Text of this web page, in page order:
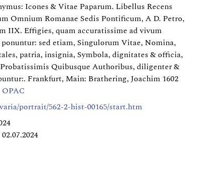
Icones & Vitae Paparum. Libellus Recens
Omnium Romanae Sedis Pontificum, A D. Petro,
IIX. Effigies, quam accuratissime ad vivum
ponuntur: sed etiam, Singulorum Vitae, Nomina,
patria, insignia, Symbola, dignitates & officia,
Probatissimis Quibusque Authoribus, diligenter &
Frankfurt, Main: Brathering, Joachim 1602
OPAC
portrait/562-2-hist-00165/start.htm